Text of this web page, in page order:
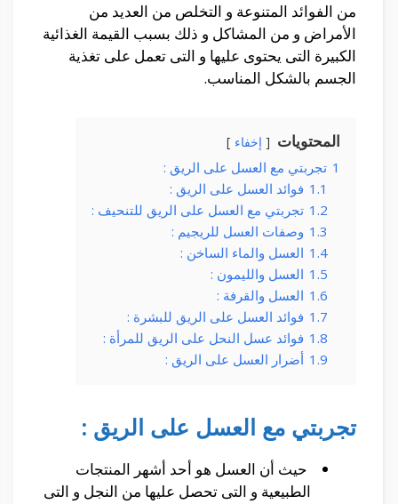
من الفوائد المتنوعة و التخلص من العديد من
الأمراض و من المشاكل و ذلك بسبب القيمة الغذائية
الكبيرة التى يحتوى عليها و التى تعمل على تغذية
الجسم بالشكل المناسب.
المحتويات إخفاء
1 تجربتي مع العسل على الريق :
1.1 فوائد العسل على الريق :
1.2 تجربتي مع العسل على الريق للتنحيف :
1.3 وصفات العسل للريجيم :
1.4 العسل والماء الساخن :
1.5 العسل والليمون :
1.6 العسل والقرفة :
1.7 فوائد العسل على الريق للبشرة :
1.8 فوائد عسل النحل على الريق للمرأة :
1.9 أضرار العسل على الريق :
تجربتي مع العسل على الريق :
حيث أن العسل هو أحد أشهر المنتجات
الطبيعية و التى تحصل عليها من النجل و التى